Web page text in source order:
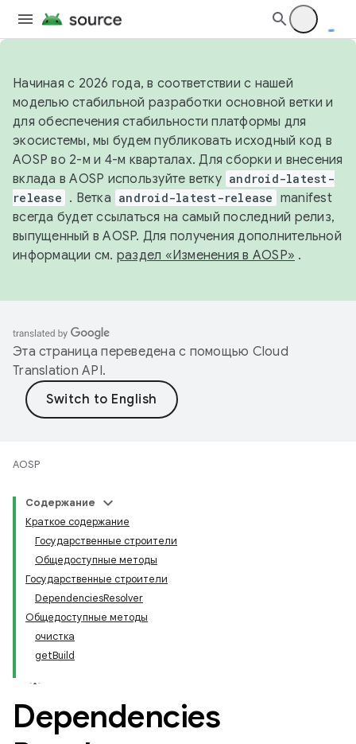
Начиная с 2026 года, в соответствии с нашей
моделью стабильной разработки основной ветки и
для обеспечения стабильности платформы для
экосистемы, мы будем публиковать исходный код в
AOSP во 2-м и 4-м кварталах. Для сборки и внесения
вклада в AOSP используйте ветку android-latest-
release . Ветка android-latest-release manifest
всегда будет ссылаться на самый последний релиз,
выпущенный в AOSP. Для получения дополнительной
информации см. раздел «Изменения в AOSP» .
Эта страница переведена с помощью Cloud
Translation API.
AOSP
Содержание
Краткое содержание
Государственные строители
Общедоступные методы
Государственные строители
DependenciesResolver
Общедоступные методы
очистка
getBuild
Dependencies